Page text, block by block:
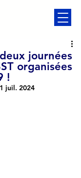
journées
organisées
!
juil. 2024